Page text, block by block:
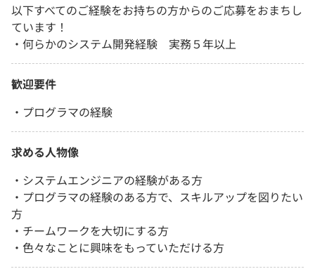
以下すべてのご経験をお持ちの方からのご応募をおまちし
ています！
・何らかのシステム開発経験 実務５年以上
歓迎要件
・プログラマの経験
求める人物像
・システムエンジニアの経験がある方
・プログラマの経験のある方で、スキルアップを図りたい
方
・チームワークを大切にする方
・色々なことに興味をもっていただける方